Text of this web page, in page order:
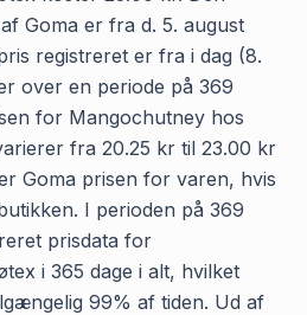
Goma er fra d. 5. august
registreret er fra i dag (8.
over en periode på 369
for Mangochutney hos
fra 20.25 kr til 23.00 kr
Goma prisen for varen, hvis
I perioden på 369
prisdata for
i 365 dage i alt, hvilket
99% af tiden. Ud af